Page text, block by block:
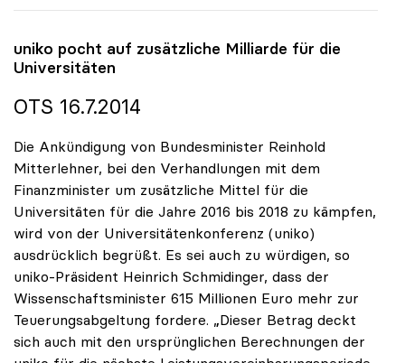
uniko pocht auf zusätzliche Milliarde für die
Universitäten
OTS 16.7.2014
Die Ankündigung von Bundesminister Reinhold
Mitterlehner, bei den Verhandlungen mit dem
Finanzminister um zusätzliche Mittel für die
Universitäten für die Jahre 2016 bis 2018 zu kämpfen,
wird von der Universitätenkonferenz (uniko)
ausdrücklich begrüßt. Es sei auch zu würdigen, so
uniko-Präsident Heinrich Schmidinger, dass der
Wissenschaftsminister 615 Millionen Euro mehr zur
Teuerungsabgeltung fordere. „Dieser Betrag deckt
sich auch mit den ursprünglichen Berechnungen der